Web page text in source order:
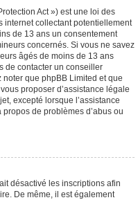
Act ») est une loi des
internet collectant potentiellement
de 13 ans un consentement
concernés. Si vous ne savez
âgés de moins de 13 ans
de contacter un conseiller
que phpBB Limited et que
proposer d’assistance légale
excepté lorsque l’assistance
de problèmes d’abus ou
désactivé les inscriptions afin
De même, il est également